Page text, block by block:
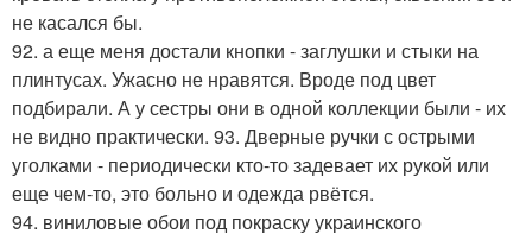
не касался бы.
92. а еще меня достали кнопки - заглушки и стыки на
плинтусах. Ужасно не нравятся. Вроде под цвет
подбирали. А у сестры они в одной коллекции были - их
не видно практически. 93. Дверные ручки с острыми
уголками - периодически кто-то задевает их рукой или
еще чем-то, это больно и одежда рвётся.
94. виниловые обои под покраску украинского